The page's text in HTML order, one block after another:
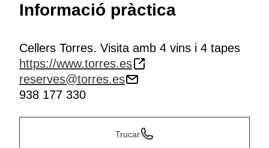
Informació pràctica
Cellers Torres. Visita amb 4 vins i 4 tapes
https://www.torres.es
reserves@torres.es
938 177 330
Trucar